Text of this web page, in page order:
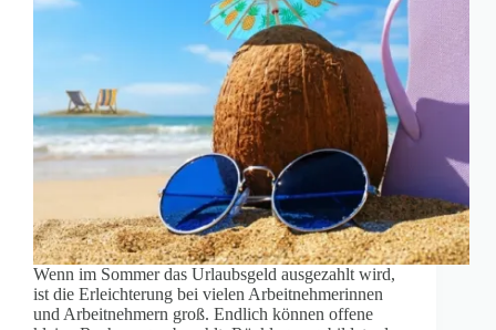
Wenn im Sommer das Urlaubsgeld ausgezahlt wird,
ist die Erleichterung bei vielen Arbeitnehmerinnen
und Arbeitnehmern groß. Endlich können offene